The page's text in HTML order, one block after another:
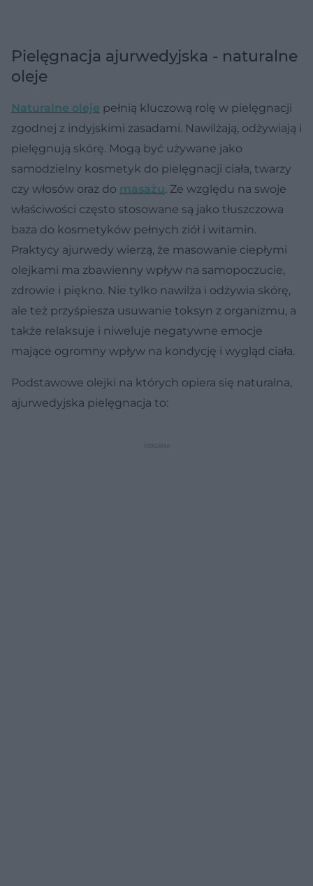
Pielęgnacja ajurwedyjska - naturalne
oleje
Naturalne oleje pełnią kluczową rolę w pielęgnacji
zgodnej z indyjskimi zasadami. Nawilżają, odżywiają i
pielęgnują skórę. Mogą być używane jako
samodzielny kosmetyk do pielęgnacji ciała, twarzy
czy włosów oraz do masażu. Ze względu na swoje
właściwości często stosowane są jako tłuszczowa
baza do kosmetyków pełnych ziół i witamin.
Praktycy ajurwedy wierzą, że masowanie ciepłymi
olejkami ma zbawienny wpływ na samopoczucie,
zdrowie i piękno. Nie tylko nawilża i odżywia skórę,
ale też przyśpiesza usuwanie toksyn z organizmu, a
także relaksuje i niweluje negatywne emocje
mające ogromny wpływ na kondycję i wygląd ciała.
Podstawowe olejki na których opiera się naturalna,
ajurwedyjska pielęgnacja to: